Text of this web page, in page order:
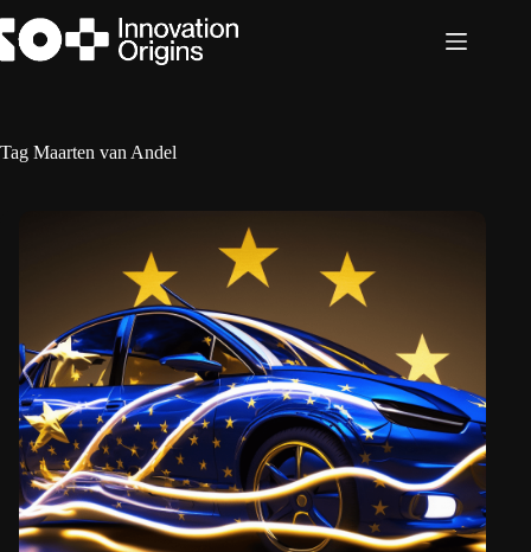
naar
de
Tag Maarten van Andel